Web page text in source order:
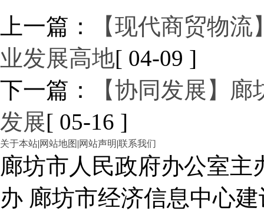
上一篇：
【现代商贸物
业发展高地[ 04-09 ]
下一篇：
【协同发展】
发展[ 05-16 ]
关于本站|网站地图 |网站声明|联系我们
廊坊市人民政府办公室
办 廊坊市经济信息中心建